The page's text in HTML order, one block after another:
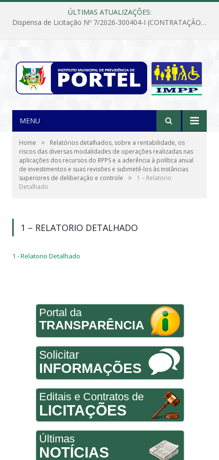
ÚLTIMAS ATUALIZAÇÕES:
Dispensa de Licitação Nº 7/2026-300404-I (CONTRATAÇÃO DE EMPRESA PARA MANUTENÇÃO E REPARAÇÃO DE APARELHOS DE AR CONDICIONADO, EM ATENDIMENTO ÀS NECESSIDADES DO INSTITUTO DE PREVIDÊNCIA MUNICIPAL DE PORTEL/PA)
MENU
Home »
Relatórios detalhados, sobre a rentabilidade, os
riscos das diversas modalidades de operações realizadas nas
aplicações dos recursos do RPPS e a aderência à política anual
de investimentos e suas revisões e submetê-los às instâncias
superiores de deliberação e controle
»
1 – Relatorio
Detalhado
1 – RELATORIO DETALHADO
1 - Relatorio Detalhado
Portal da
TRANSPARÊNCIA
Solicitar
INFORMAÇÕES
Editais e Contratos de
LICITAÇÕES
Últimas
NOTÍCIAS